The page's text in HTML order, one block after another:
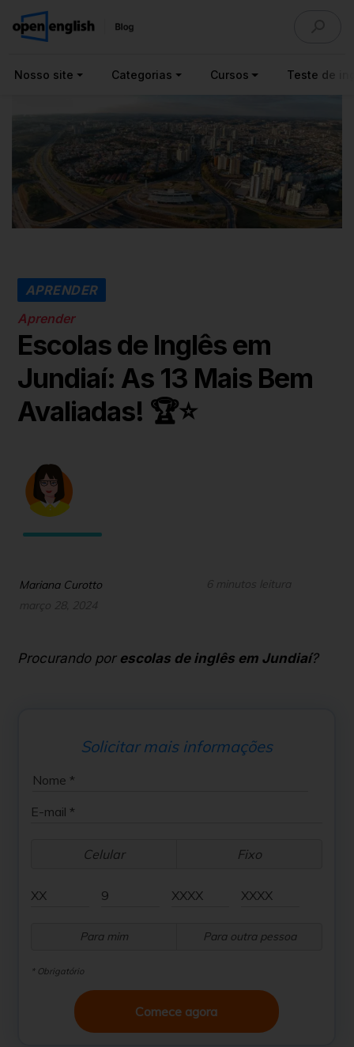
Nosso site Categorias Cursos Teste de
APRENDER
Aprender
Escolas de Inglês em
Jundiaí: As 13 Mais Bem
Avaliadas! 🏆⭐
Mariana Curotto
março 28, 2024
6 minutos leitura
Procurando por escolas de inglês em Jundiaí?
Solicitar mais informações
Celular Fixo
Para mim Para outra pessoa
* Obrigatório
Comece agora